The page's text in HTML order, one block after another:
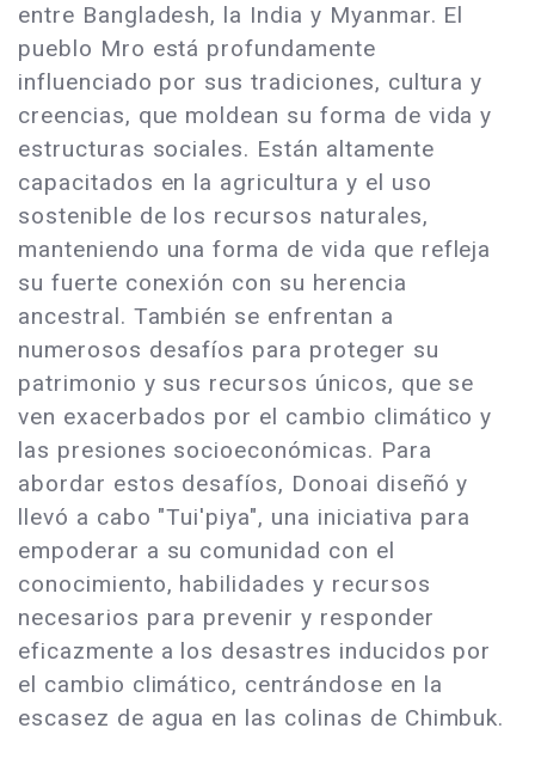
entre Bangladesh, la India y Myanmar. El
pueblo Mro está profundamente
influenciado por sus tradiciones, cultura y
creencias, que moldean su forma de vida y
estructuras sociales. Están altamente
capacitados en la agricultura y el uso
sostenible de los recursos naturales,
manteniendo una forma de vida que refleja
su fuerte conexión con su herencia
ancestral. También se enfrentan a
numerosos desafíos para proteger su
patrimonio y sus recursos únicos, que se
ven exacerbados por el cambio climático y
las presiones socioeconómicas. Para
abordar estos desafíos, Donoai diseñó y
llevó a cabo "Tui'piya", una iniciativa para
empoderar a su comunidad con el
conocimiento, habilidades y recursos
necesarios para prevenir y responder
eficazmente a los desastres inducidos por
el cambio climático, centrándose en la
escasez de agua en las colinas de Chimbuk.